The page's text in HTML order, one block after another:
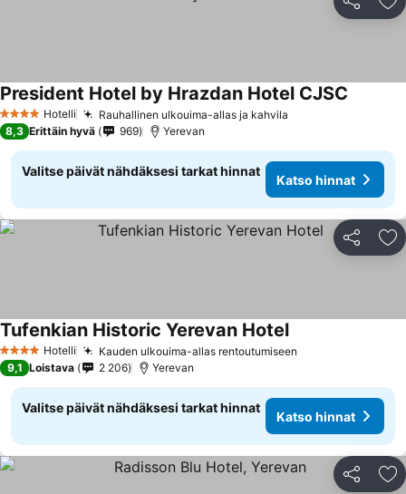
Jaa
4 Tähtiluokitus
Hotelli Rauhallinen ulkouima-allas ja kahvila
President Hotel by Hrazdan Hotel CJSC
8,3 Erittäin hyvä 969 Yerevan
Valitse päivät nähdäksesi tarkat hinnat
Katso hinnat
Jaa
4 Tähtiluokitus
Hotelli Kauden ulkouima-allas rentoutumiseen
Tufenkian Historic Yerevan HotelKatso hinnat
9,1 Loistava 2 206 Yerevan
Valitse päivät nähdäksesi tarkat hinnat
Katso hinnat
Jaa